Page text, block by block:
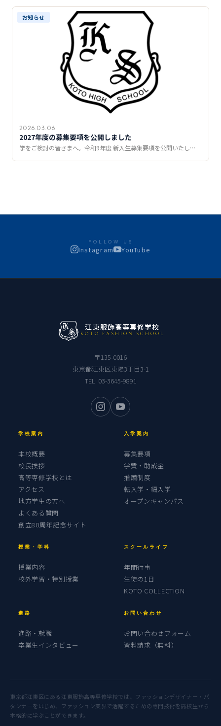
お知らせ
2026.03.06
2027年度の募集要項を公開しました
学をご検討の皆さまへ。令和9年度 新入生募集要項を公開いたし…
FOLLOW US
Instagram YouTube
江東服飾高等専修学校
KOTO FASHION SCHOOL
〒135-0016
東京都江東区東陽3丁目3-1
TEL: 03-3645-9891
学校案内
本校概要
校長挨拶
高等専修学校とは
アクセス
地方学生の方へ
よくある質問
創立80周年記念サイト
入学案内
募集要項
学費・助成金
推薦制度
転入学・編入学
オープンキャンパス
授業・学科
授業内容
校外学習・特別授業
スクールライフ
年間行事
生徒の1日
KOTO COLLECTION
進路
進路・就職
卒業生インタビュー
お問い合わせ
お問い合わせフォーム
資料請求（無料）
東京都江東区にある江東服飾高等専修学校では、ファッションデザイナー・パ
タンナーをはじめ、ファッション業界で活躍するための専門技術を高校生から
本格的に学ぶことができます。